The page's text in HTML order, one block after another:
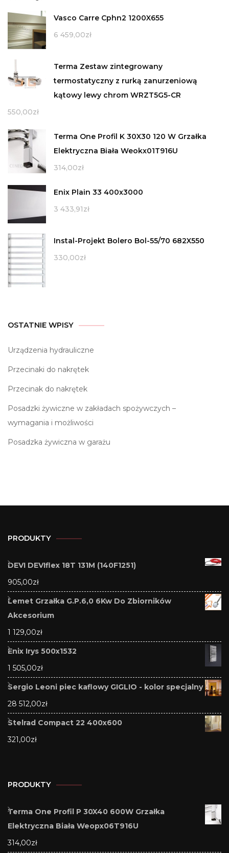
Vasco Carre Cphn2 1200X655
6 459,00zł
Terma Zestaw zintegrowany
termostatyczny z rurką zanurzeniową
kątowy lewy chrom WRZT5G5-CR
550,00zł
Terma One Profil K 30X30 120 W Grzałka
Elektryczna Biała Weokx01T916U
314,00zł
Enix Plain 33 400x3000
3 433,91zł
Instal-Projekt Bolero Bol-55/70 682X550
330,00zł
OSTATNIE WPISY
Urządzenia hydrauliczne
Przecinaki do nakrętek
Przecinak do nakrętek
Posadzki żywiczne w zakładach spożywczych –
wymagania i możliwości
Posadzka żywiczna w garażu
PRODUKTY
DEVI DEVIflex 18T 131M (140F1251)
905,00zł
Lemet Grzałka G.P.6,0 6Kw Do Zbiorników
Akcesorium
1 129,00zł
Enix Irys 500x1532
1 505,00zł
Sergio Leoni piec kaflowy GIGLIO - kolor specjalny
28 512,00zł
Stelrad Compact 22 400x600
321,00zł
PRODUKTY
Terma One Profil P 30X40 600W Grzałka
Elektryczna Biała Weopx06T916U
314,00zł